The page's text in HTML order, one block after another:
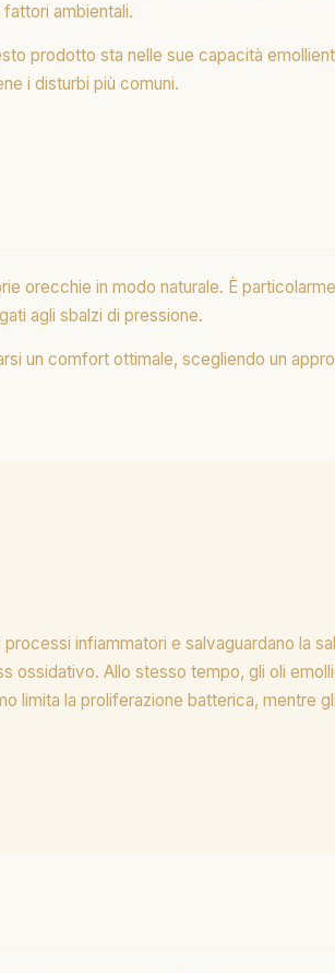
ambientali.
prodotto sta nelle sue capacità
i disturbi più comuni.
orecchie in modo naturale. È
agli sbalzi di pressione.
un comfort ottimale, scegliendo un
infiammatori e salvaguardano la
ossidativo. Allo stesso tempo, gli oli
la proliferazione batterica, mentre